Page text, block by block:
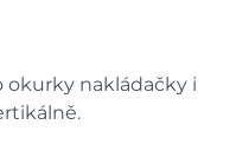
okurky nakládačky i